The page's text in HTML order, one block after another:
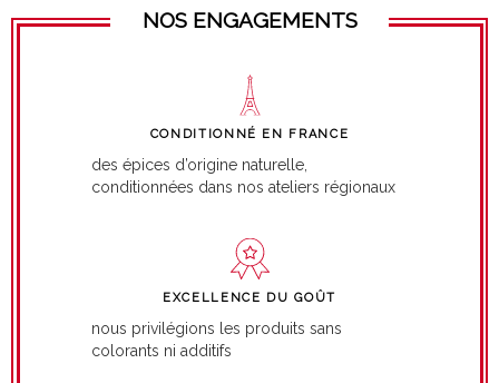
NOS ENGAGEMENTS
CONDITIONNÉ EN FRANCE
des épices d’origine naturelle,
conditionnées dans nos ateliers régionaux
EXCELLENCE DU GOÛT
nous privilégions les produits sans
colorants ni additifs